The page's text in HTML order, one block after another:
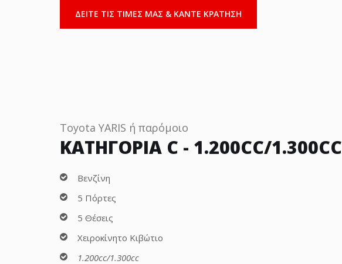
ΔΕΙΤΕ ΤΙΣ ΤΙΜΕΣ ΜΑΣ & ΚΑΝΤΕ ΚΡΑΤΗΣΗ
Toyota YARIS ή παρόμοιο
ΚΑΤΗΓΟΡΙΑ C - 1.200CC/1.300CC
Βενζίνη
5 Πόρτες
5 Θέσεις
Χειροκίνητο Κιβώτιο
1.200cc/1.300cc